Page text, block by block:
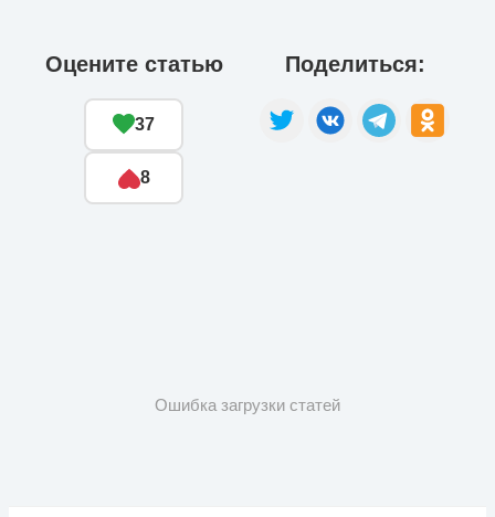
Оцените статью
37
8
Поделиться:
Ошибка загрузки статей